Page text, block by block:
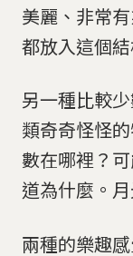
美麗、非常
都放入這個
另一種比較
類奇奇怪怪
數在哪裡？
道為什麼。
兩種的樂趣